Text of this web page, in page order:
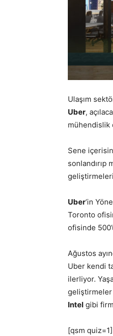
Ulaşım
Uber,
mühendislik
Sene
sonlandırıp
Uber‘in
Toronto
ofisinde
Ağustos
Uber kendi
ilerliyor.
geliştirmeler
Intel gibi
[qsm quiz=1]